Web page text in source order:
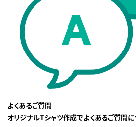
よくあるご質問
オリジナルTシャツ作成でよくあるご質問に